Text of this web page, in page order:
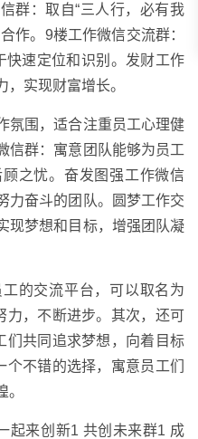
群：取自“三人行，必有我
作。9楼工作微信交流群：
快速定位和识别。发财工作
实现财富增长。
氛围，适合注重员工心理健
信群：寓意团队能够为员工
之忧。奋发图强工作微信
力奋斗的团队。圆梦工作交
现梦想和目标，增强团队凝
的交流平台，可以取名为
力，不断进步。其次，还可
们共同追求梦想，向着目标
个不错的选择，寓意员工们
起来创新1 共创未来群1 成